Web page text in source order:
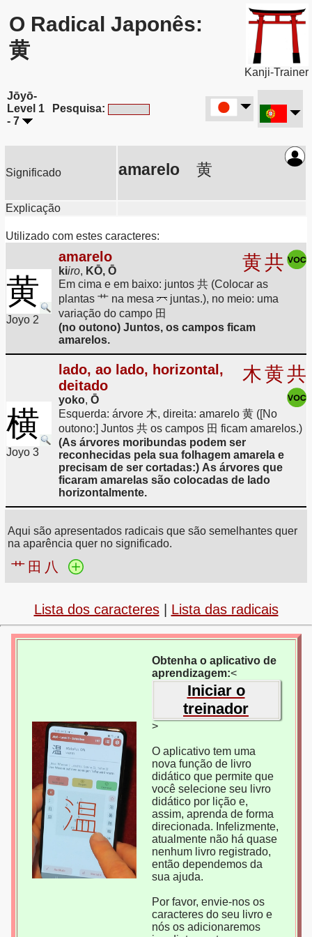
O Radical Japonês:
黄
Kanji-Trainer
Jōyō-
Level 1
- 7
Pesquisa:
Significado amarelo 黄
Explicação
Utilizado com estes caracteres:
黄
Joyo 2
amarelo
kiiro, KŌ, Ō 黄共
Em cima e em baixo: juntos 共 (Colocar as
plantas 艹 na mesa
juntas.), no meio: uma
variação do campo 田
(no outono) Juntos, os campos ficam
amarelos.
横
Joyo 3
lado, ao lado, horizontal,
deitado
yoko, Ō
木黄共
Esquerda: árvore 木, direita: amarelo 黄 ([No
outono:] Juntos 共 os campos 田 ficam amarelos.)
(As árvores moribundas podem ser
reconhecidas pela sua folhagem amarela e
precisam de ser cortadas:) As árvores que
ficaram amarelas são colocadas de lado
horizontalmente.
Aqui são apresentados radicais que são semelhantes quer
na aparência quer no significado.
艹 田 八
Lista dos caracteres| Lista das radicais
Obtenha o aplicativo de
aprendizagem:<
Iniciar o
treinador
>
O aplicativo tem uma
nova função de livro
didático que permite que
você selecione seu livro
didático por lição e,
assim, aprenda de forma
direcionada. Infelizmente,
atualmente não há quase
nenhum livro registrado,
então dependemos da
sua ajuda.
Por favor, envie-nos os
caracteres do seu livro e
nós os adicionaremos